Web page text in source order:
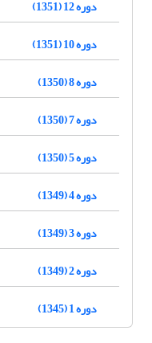
دوره 12 (1351)
دوره 10 (1351)
دوره 8 (1350)
دوره 7 (1350)
دوره 5 (1350)
دوره 4 (1349)
دوره 3 (1349)
دوره 2 (1349)
دوره 1 (1345)